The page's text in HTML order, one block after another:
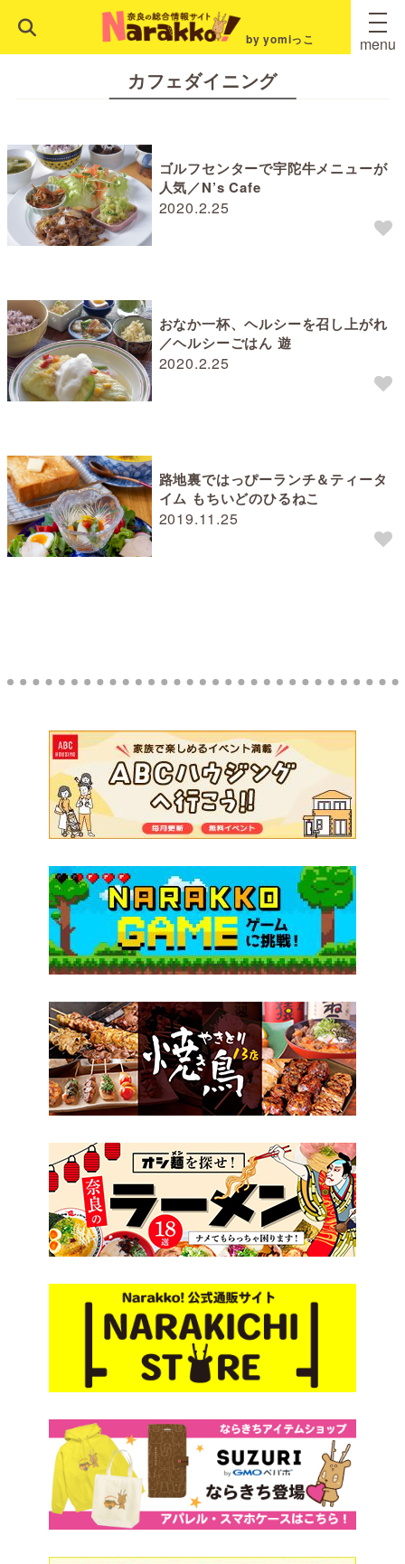
by yomiっこ menu
カフェダイニング
2020.2.25
ゴルフセンターで宇陀牛メニューが
人気／N’s Cafe
2020.2.25
おなか一杯、ヘルシーを召し上がれ
／ヘルシーごはん 遊
2019.11.25
路地裏ではっぴーランチ＆ティータ
イム もちいどのひるねこ